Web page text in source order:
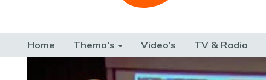
Home Thema’s Video’s TV & Radio
ETEN & DRINKEN FAMILIE & RELATIE